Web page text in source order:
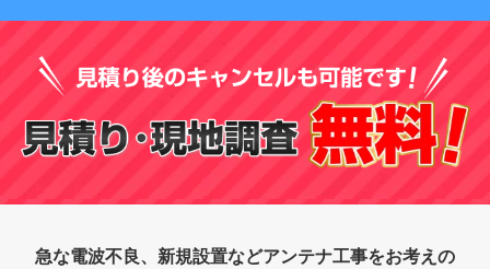
急な電波不良、新規設置などアンテナ工事をお考えの